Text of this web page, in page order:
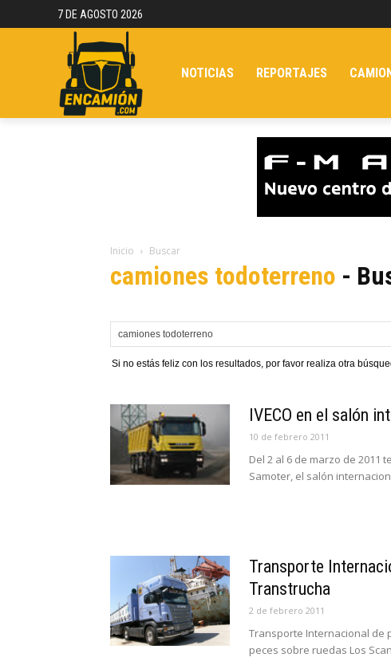
7 DE AGOSTO 2026
NOTICIAS REPORTAJES
Inicio Buscar
camiones todoterreno -
Si no estás feliz con los resultados, por favor realiza otra
IVECO en el salón
10 de febrero 2011
Del 2 al 6 de marzo de 2011
Samoter, el salón
Transporte
Transtrucha
2 de febrero 2011
Transporte Internacional de
peces sobre ruedas Los